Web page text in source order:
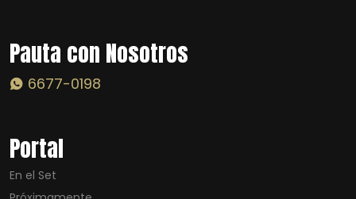
Pauta con Nosotros
6677-0198
Portal
En el Set